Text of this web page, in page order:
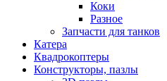
Коки
Разное
Запчасти для танков
Катера
Квадрокоптеры
Конструкторы, пазлы